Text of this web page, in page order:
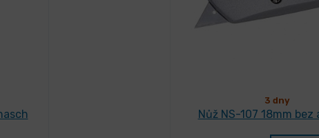
3 dny
Nůž NS-107 18mm bez